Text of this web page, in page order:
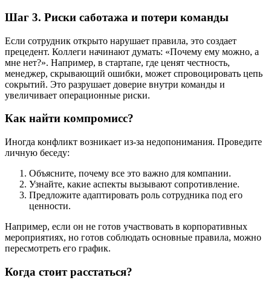
Шаг 3. Риски саботажа и потери команды
Если сотрудник открыто нарушает правила, это создает
прецедент. Коллеги начинают думать: «Почему ему можно, а
мне нет?». Например, в стартапе, где ценят честность,
менеджер, скрывающий ошибки, может спровоцировать цепь
сокрытий. Это разрушает доверие внутри команды и
увеличивает операционные риски.
Как найти компромисс?
Иногда конфликт возникает из-за недопонимания. Проведите
личную беседу:
Объясните, почему все это важно для компании.
Узнайте, какие аспекты вызывают сопротивление.
Предложите адаптировать роль сотрудника под его
ценности.
Например, если он не готов участвовать в корпоративных
мероприятиях, но готов соблюдать основные правила, можно
пересмотреть его график.
Когда стоит расстаться?